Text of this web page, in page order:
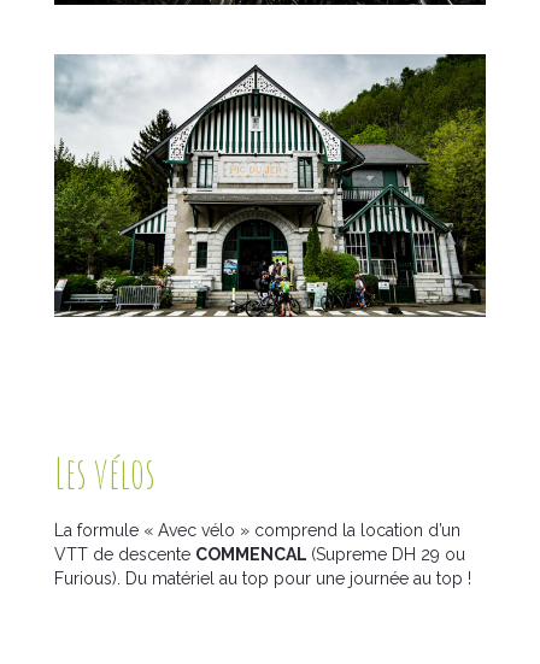
Les vélos
La formule « Avec vélo » comprend la location d’un
VTT de descente COMMENCAL (Supreme DH 29 ou
Furious). Du matériel au top pour une journée au top !